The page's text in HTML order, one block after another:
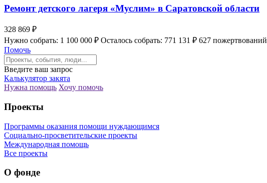
Ремонт детского лагеря «Муслим» в Саратовской области
328 869 ₽
Нужно собрать: 1 100 000 ₽ Осталось собрать: 771 131 ₽ 627 пожертвований
Помочь
Введите ваш запрос
Калькулятор закята
Нужна помощь Хочу помочь
Проекты
Программы оказания помощи нуждающимся
Социально-просветительские проекты
Международная помощь
Все проекты
О фонде